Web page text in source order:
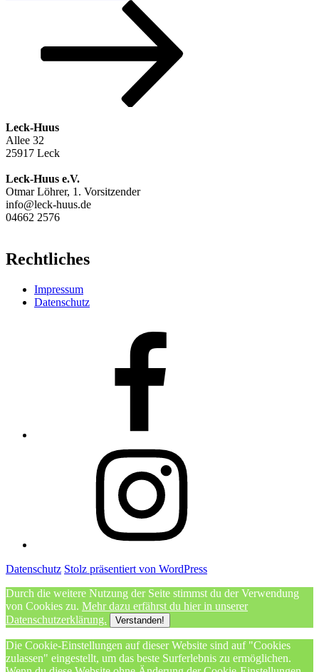
Leck-Huus
Allee 32
25917 Leck
Leck-Huus e.V.
Otmar Löhrer, 1. Vorsitzender
info@leck-huus.de
04662 2576
Rechtliches
Impressum
Datenschutz
Datenschutz Stolz präsentiert von WordPress
Durch die weitere Nutzung der Seite stimmst du der Verwendung
von Cookies zu. Mehr dazu erfährst du hier in unserer
Datenschutzerklärung.
Verstanden!
Die Cookie-Einstellungen auf dieser Website sind auf "Cookies
zulassen" eingestellt, um das beste Surferlebnis zu ermöglichen.